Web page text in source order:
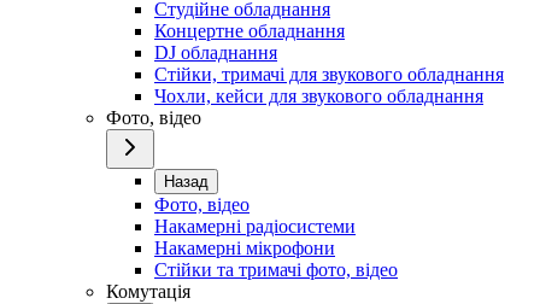
Студійне обладнання
Концертне обладнання
DJ обладнання
Стійки, тримачі для звукового обладнання
Чохли, кейси для звукового обладнання
Фото, відео
Назад
Фото, відео
Накамерні радіосистеми
Накамерні мікрофони
Стійки та тримачі фото, відео
Комутація